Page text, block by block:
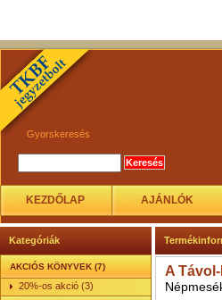
Gyorskeresés
KEZDŐLAP AJÁNLÓK
Kategóriák
AKCIÓS KÖNYVEK (7)
20%-os akció (3)
A